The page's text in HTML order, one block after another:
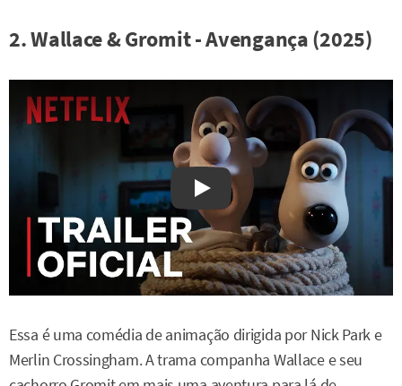
2. Wallace & Gromit - Avengança (2025)
Watch on YouTube
Essa é uma comédia de animação dirigida por Nick Park e
Merlin Crossingham. A trama companha Wallace e seu